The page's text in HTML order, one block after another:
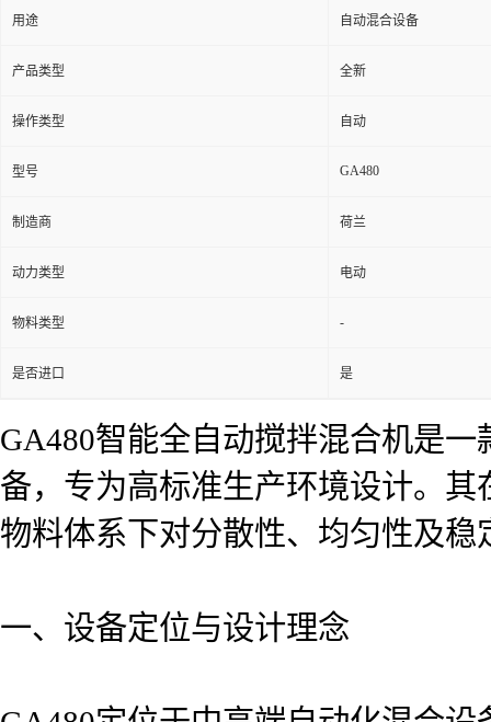
用途 自动混合设备
产品类型 全新
操作类型 自动
型号 GA480
制造商 荷兰
动力类型 电动
物料类型 -
是否进口 是
GA480智能全自动搅拌混合机是
备，专为高标准生产环境设计。
物料体系下对分散性、均匀性及稳
一、设备定位与设计理念